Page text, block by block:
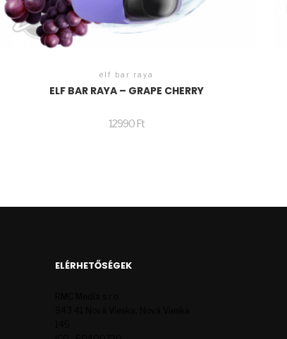
elf bar raya
ELF BAR RAYA – GRAPE CHERRY
12990 Ft
ELÉRHETŐSÉGEK